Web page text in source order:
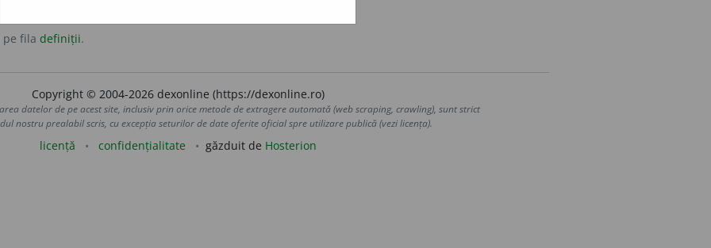
pe fila definiții.
Copyright © 2004-2026 dexonline (https://dexonline.ro)
datelor de pe acest site, inclusiv prin orice metode de extragere automată (web scraping, crawling), sunt strict
nostru prealabil scris, cu excepția seturilor de date oferite oficial spre utilizare publică (vezi licența).
licență confidențialitate găzduit de Hosterion